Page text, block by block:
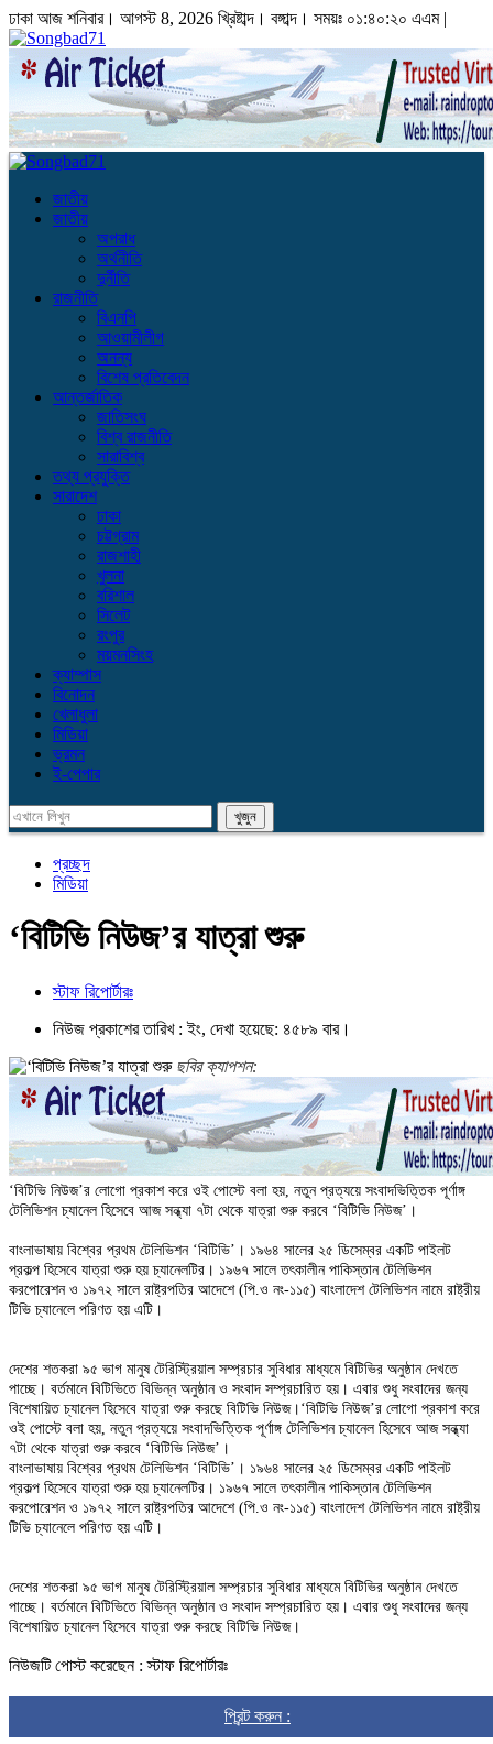
ঢাকা আজ শনিবার। আগস্ট 8, 2026 খ্রিষ্টাব্দ। বঙ্গাব্দ। সময়ঃ ০১:৪০:২০ এএম|
জাতীয়
জাতীয়
অপরাধ
অর্থনীতি
দুর্নীতি
রাজনীতি
বিএনপি
আওয়ামীলীগ
অনন্য
বিশেষ প্রতিবেদন
আন্তর্জাতিক
জাতিসংঘ
বিশ্ব রাজনীতি
সারাবিশ্ব
তথ্য প্রযুক্তি
সারাদেশ
ঢাকা
চট্টগ্রাম
রাজশাহী
খুলনা
বরিশাল
সিলেট
রংপুর
ময়মনসিংহ
ক্যাম্পাস
বিনোদন
খেলাধুলা
মিডিয়া
ভ্রমন
ই-পেপার
প্রচ্ছদ
মিডিয়া
‘বিটিভি নিউজ’র যাত্রা শুরু
স্টাফ রিপোর্টারঃ
নিউজ প্রকাশের তারিখ : ইং, দেখা হয়েছে: ৪৫৮৯ বার।
ছবির ক্যাপশন:
‘বিটিভি নিউজ’র লোগো প্রকাশ করে ওই পোস্টে বলা হয়, নতুন প্রত্যয়ে সংবাদভিত্তিক পূর্ণাঙ্গ
টেলিভিশন চ্যানেল হিসেবে আজ সন্ধ্যা ৭টা থেকে যাত্রা শুরু করবে ‘বিটিভি নিউজ’।
বাংলাভাষায় বিশ্বের প্রথম টেলিভিশন ‘বিটিভি’। ১৯৬৪ সালের ২৫ ডিসেম্বর একটি পাইলট
প্রকল্প হিসেবে যাত্রা শুরু হয় চ্যানেলটির। ১৯৬৭ সালে তৎকালীন পাকিস্তান টেলিভিশন
করপোরেশন ও ১৯৭২ সালে রাষ্ট্রপতির আদেশে (পি.ও নং-১১৫) বাংলাদেশ টেলিভিশন নামে রাষ্ট্রীয়
টিভি চ্যানেলে পরিণত হয় এটি।
দেশের শতকরা ৯৫ ভাগ মানুষ টেরিস্ট্রিয়াল সম্প্রচার সুবিধার মাধ্যমে বিটিভির অনুষ্ঠান দেখতে
পাচ্ছে। বর্তমানে বিটিভিতে বিভিন্ন অনুষ্ঠান ও সংবাদ সম্প্রচারিত হয়। এবার শুধু সংবাদের জন্য
বিশেষায়িত চ্যানেল হিসেবে যাত্রা শুরু করছে বিটিভি নিউজ।‘বিটিভি নিউজ’র লোগো প্রকাশ করে
ওই পোস্টে বলা হয়, নতুন প্রত্যয়ে সংবাদভিত্তিক পূর্ণাঙ্গ টেলিভিশন চ্যানেল হিসেবে আজ সন্ধ্যা
৭টা থেকে যাত্রা শুরু করবে ‘বিটিভি নিউজ’।
বাংলাভাষায় বিশ্বের প্রথম টেলিভিশন ‘বিটিভি’। ১৯৬৪ সালের ২৫ ডিসেম্বর একটি পাইলট
প্রকল্প হিসেবে যাত্রা শুরু হয় চ্যানেলটির। ১৯৬৭ সালে তৎকালীন পাকিস্তান টেলিভিশন
করপোরেশন ও ১৯৭২ সালে রাষ্ট্রপতির আদেশে (পি.ও নং-১১৫) বাংলাদেশ টেলিভিশন নামে রাষ্ট্রীয়
টিভি চ্যানেলে পরিণত হয় এটি।
দেশের শতকরা ৯৫ ভাগ মানুষ টেরিস্ট্রিয়াল সম্প্রচার সুবিধার মাধ্যমে বিটিভির অনুষ্ঠান দেখতে
পাচ্ছে। বর্তমানে বিটিভিতে বিভিন্ন অনুষ্ঠান ও সংবাদ সম্প্রচারিত হয়। এবার শুধু সংবাদের জন্য
বিশেষায়িত চ্যানেল হিসেবে যাত্রা শুরু করছে বিটিভি নিউজ।
নিউজটি পোস্ট করেছেন : স্টাফ রিপোর্টারঃ
প্রিন্ট করুন :